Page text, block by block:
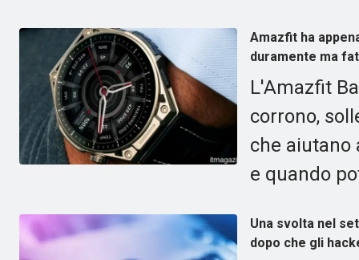
Amazfit ha
duramente ma
L'Amazfit
corrono,
che aiutano
e quando
Una svolta nel
dopo che gli